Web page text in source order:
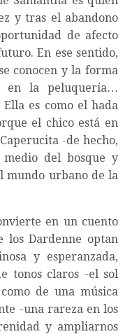
y tras el abandono
de afecto
En ese sentido,
conocen y la forma
la peluquería…
es como el hada
el chico está en
-de hecho,
del bosque y
mundo urbano de la
en un cuento
los Dardenne optan
y esperanzada,
tonos claros -el sol
de una música
-una rareza en los
y ampliarnos